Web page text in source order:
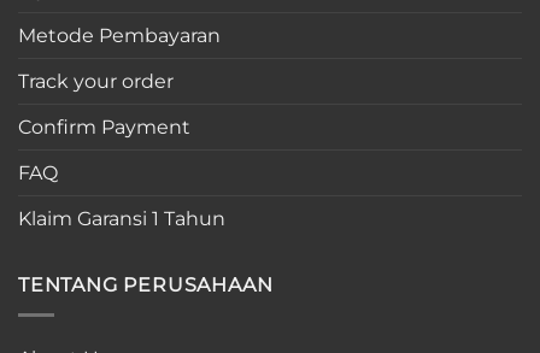
Metode Pembayaran
Track your order
Confirm Payment
FAQ
Klaim Garansi 1 Tahun
TENTANG PERUSAHAAN